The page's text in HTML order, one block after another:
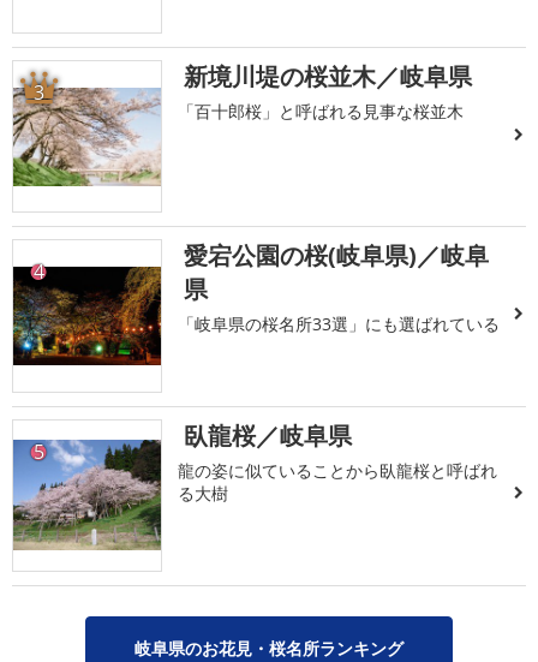
3 新境川堤の桜並木／岐阜県
「百十郎桜」と呼ばれる見事な桜並木
4
愛宕公園の桜(岐阜県)／岐阜
県
「岐阜県の桜名所33選」にも選ばれている
5 臥龍桜／岐阜県
龍の姿に似ていることから臥龍桜と呼ばれ
る大樹
岐阜県のお花見・桜名所ランキング